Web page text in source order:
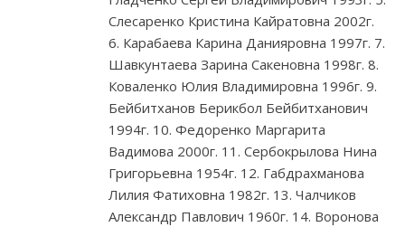
Слесаренко Кристина Кайратовна 2002г.
6. Карабаева Карина Данияровна 1997г. 7.
Шавкунтаева Зарина Сакеновна 1998г. 8.
Коваленко Юлия Владимировна 1996г. 9.
Бейбитханов Берикбол Бейбитханович
1994г. 10. Федоренко Маргарита
Вадимова 2000г. 11. Сербокрылова Нина
Григорьевна 1954г. 12. Габдрахманова
Лилия Фатиховна 1982г. 13. Чалчиков
Александр Павлович 1960г. 14. Воронова